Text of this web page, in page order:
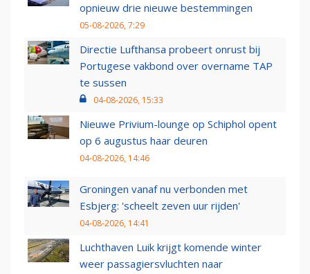
opnieuw drie nieuwe bestemmingen
05-08-2026, 7:29
Directie Lufthansa probeert onrust bij
Portugese vakbond over overname TAP
te sussen
04-08-2026, 15:33
Nieuwe Privium-lounge op Schiphol opent
op 6 augustus haar deuren
04-08-2026, 14:46
Groningen vanaf nu verbonden met
Esbjerg: 'scheelt zeven uur rijden'
04-08-2026, 14:41
Luchthaven Luik krijgt komende winter
weer passagiersvluchten naar